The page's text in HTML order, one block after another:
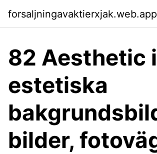
forsaljningavaktierxjak.web.app
82 Aesthetic
estetiska
bilder,